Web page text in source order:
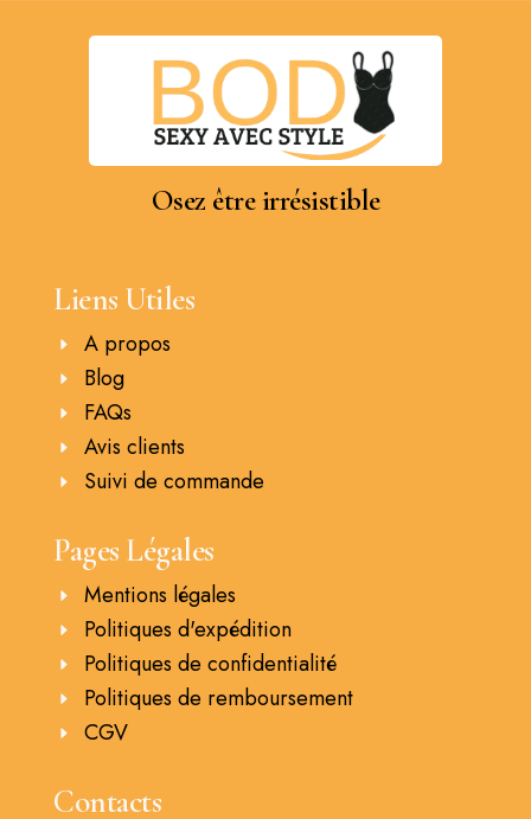
Osez être irrésistible
Liens Utiles
A propos
Blog
FAQs
Avis clients
Suivi de commande
Pages Légales
Mentions légales
Politiques d'expédition
Politiques de confidentialité
Politiques de remboursement
CGV
Contacts